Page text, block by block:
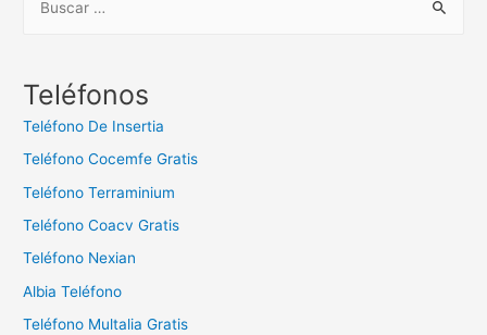
c
:
Teléfonos
Teléfono De Insertia
Teléfono Cocemfe Gratis
Teléfono Terraminium
Teléfono Coacv Gratis
Teléfono Nexian
Albia Teléfono
Teléfono Multalia Gratis